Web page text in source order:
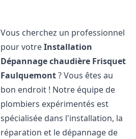
Vous cherchez un professionnel
pour votreInstallation
Dépannage chaudière Frisquet
Faulquemont? Vous êtes au
bon endroit ! Notre équipe de
plombiers expérimentés est
spécialisée dans l'installation, la
réparation et le dépannage de